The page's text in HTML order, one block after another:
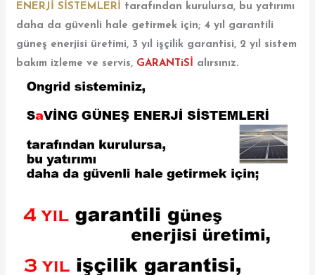
ENERJİ SİSTEMLERİ
tarafından kurulursa, bu yatırımı
daha da güvenli hale getirmek için; 4 yıl garantili
güneş enerjisi üretimi, 3 yıl işçilik garantisi, 2 yıl sistem
bakım izleme ve servis, GARANTiSİ alırsınız.